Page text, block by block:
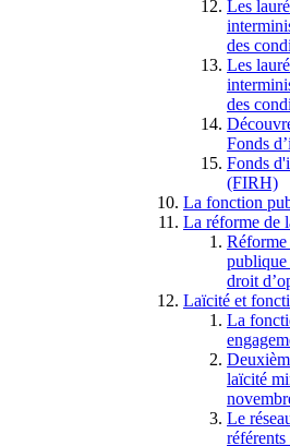
Les
des
Les
des
Fonds
Fonds
(FIRH)
La fonction
La réforme de
droit
Laïcité et
La
laïcité
Le